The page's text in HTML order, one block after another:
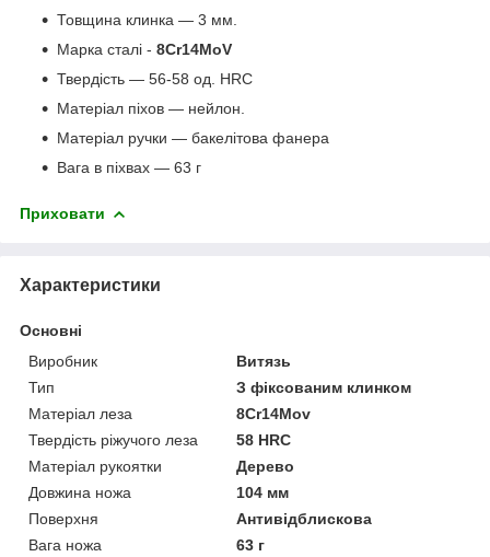
Товщина клинка — 3 мм.
Марка сталі - 8Cr14MoV
Твердість — 56-58 од. HRC
Матеріал піхов — нейлон.
Матеріал ручки — бакелітова фанера
Вага в піхвах — 63 г
Приховати
Характеристики
Основні
Виробник
Витязь
Тип
З фіксованим клинком
Матеріал леза
8Cr14Mov
Твердість ріжучого леза
58 HRC
Матеріал рукоятки
Дерево
Довжина ножа
104 мм
Поверхня
Антивідблискова
Вага ножа
63 г